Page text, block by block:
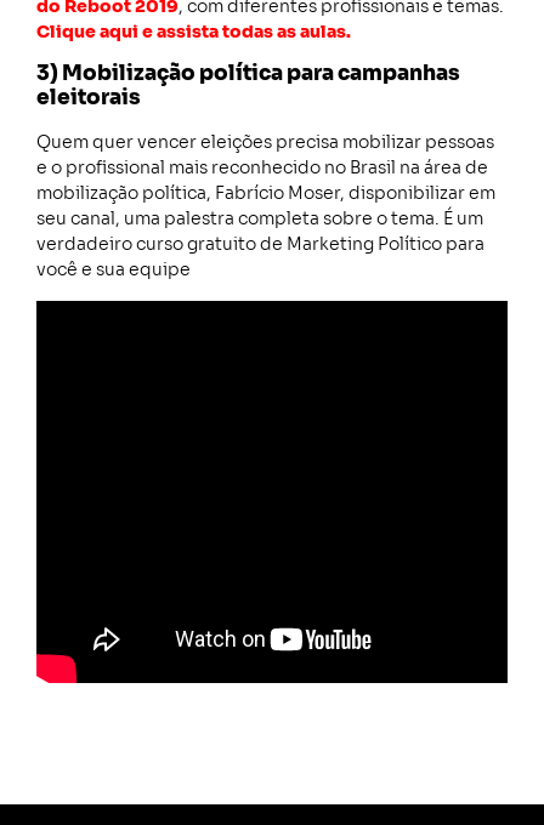
do Reboot 2019, com diferentes profissionais e temas.
Clique aqui e assista todas as aulas.
3) Mobilização política para campanhas
eleitorais
Quem quer vencer eleições precisa mobilizar pessoas
e o profissional mais reconhecido no Brasil na área de
mobilização política, Fabrício Moser, disponibilizar em
seu canal, uma palestra completa sobre o tema. É um
verdadeiro curso gratuito de Marketing Político para
você e sua equipe